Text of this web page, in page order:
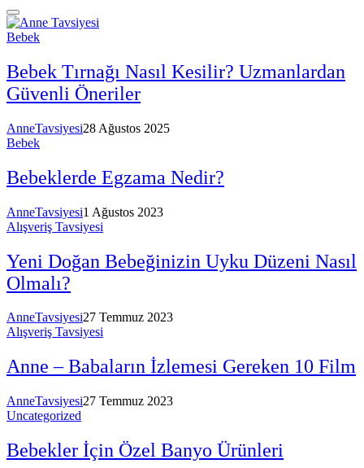
Bebek
Bebek Tırnağı Nasıl Kesilir? Uzmanlardan
Güvenli Öneriler
AnneTavsiyesi28 Ağustos 2025
Bebek
Bebeklerde Egzama Nedir?
AnneTavsiyesi1 Ağustos 2023
Alışveriş Tavsiyesi
Yeni Doğan Bebeğinizin Uyku Düzeni Nasıl
Olmalı?
AnneTavsiyesi27 Temmuz 2023
Alışveriş Tavsiyesi
Anne – Babaların İzlemesi Gereken 10 Film
AnneTavsiyesi27 Temmuz 2023
Uncategorized
Bebekler İçin Özel Banyo Ürünleri